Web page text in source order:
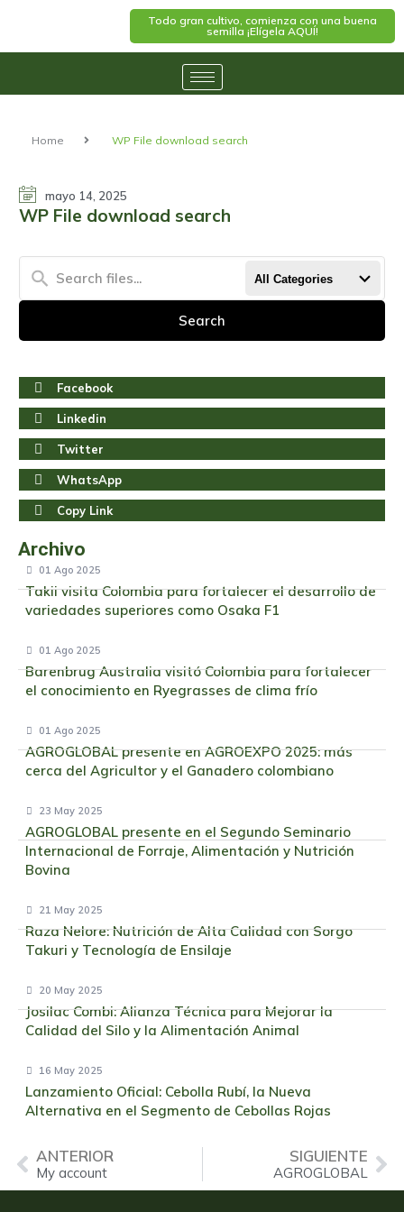
Todo gran cultivo, comienza con una buena
semilla ¡Elígela AQUÍ!
Home WP File download search
mayo 14, 2025
WP File download search
All Categories
Search
Facebook
Linkedin
Twitter
WhatsApp
Copy Link
Archivo
01 Ago 2025
Takii visita Colombia para fortalecer el desarrollo de
variedades superiores como Osaka F1
01 Ago 2025
Barenbrug Australia visitó Colombia para fortalecer
el conocimiento en Ryegrasses de clima frío
01 Ago 2025
AGROGLOBAL presente en AGROEXPO 2025: más
cerca del Agricultor y el Ganadero colombiano
23 May 2025
AGROGLOBAL presente en el Segundo Seminario
Internacional de Forraje, Alimentación y Nutrición
Bovina
21 May 2025
Raza Nelore: Nutrición de Alta Calidad con Sorgo
Takuri y Tecnología de Ensilaje
20 May 2025
Josilac Combi: Alianza Técnica para Mejorar la
Calidad del Silo y la Alimentación Animal
16 May 2025
Lanzamiento Oficial: Cebolla Rubí, la Nueva
Alternativa en el Segmento de Cebollas Rojas
ANTERIOR
My account
SIGUIENTE
AGROGLOBAL